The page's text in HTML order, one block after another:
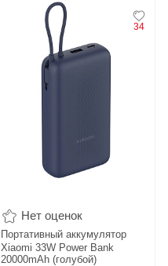
34
Нет оценок
Портативный аккумулятор
Xiaomi 33W Power Bank
20000mAh (голубой)